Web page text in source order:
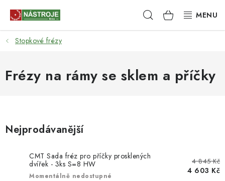
Hledat NÁKUPNÍ
KOŠÍK
NÁSTROJE
AKCE
RUČNÍ NÁŘADÍ, PŘÍPRAVKY
Stopkové frézy
Frézy na rámy se sklem a příčky
Nejprodávanější
CMT Sada fréz pro příčky prosklených
dvířek - 3ks S=8 HW
Momentálně nedostupné
4 845 Kč
4 603 Kč